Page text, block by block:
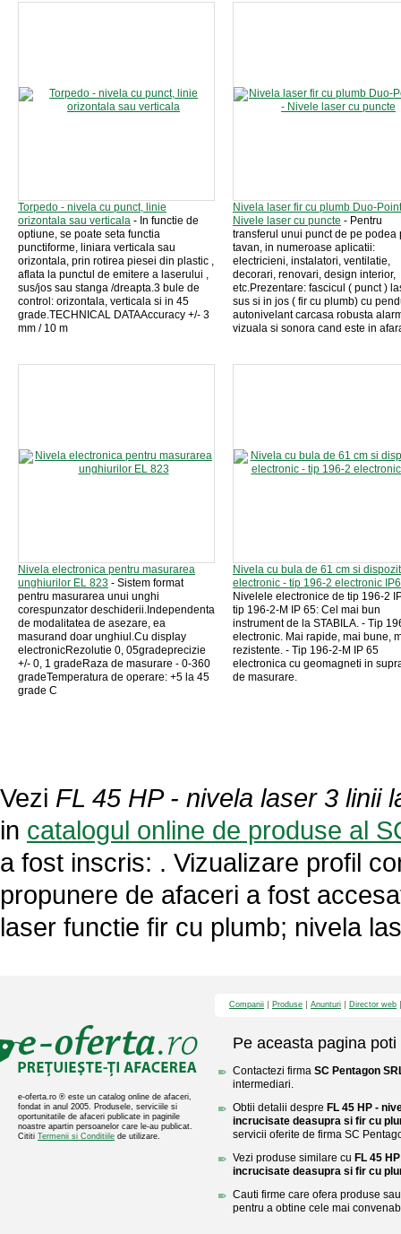
Torpedo - nivela cu punct, linie
orizontala sau verticala - In functie de
optiune, se poate seta functia
punctiforme, liniara verticala sau
orizontala, prin rotirea piesei din plastic ,
aflata la punctul de emitere a laserului ,
sus/jos sau stanga /dreapta.3 bule de
control: orizontala, verticala si in 45
grade.TECHNICAL DATAAccuracy +/- 3
mm / 10 m
Nivela laser fir cu plumb Duo-
Nivele laser cu puncte - Pentru
transferul unui punct de pe podea
tavan, in numeroase aplicatii:
electricieni, instalatori, ventilatie,
decorari, renovari, design interior,
etc.Prezentare: fascicul ( punct )
sus si in jos ( fir cu plumb) cu
autonivelant carcasa robusta
vizuala si sonora cand este in
Nivela electronica pentru masurarea
unghiurilor EL 823 - Sistem format
pentru masurarea unui unghi
corespunzator deschiderii.Independenta
de modalitatea de asezare, ea
masurand doar unghiul.Cu display
electronicRezolutie 0, 05gradeprecizie
+/- 0, 1 gradeRaza de masurare - 0-360
gradeTemperatura de operare: +5 la 45
grade C
Nivela cu bula de 61 cm si
electronic - tip 196-2 electronic
Nivelele electronice de tip 196-2
tip 196-2-M IP 65: Cel mai bun
instrument de la STABILA. - Tip
electronic. Mai rapide, mai bune,
rezistente. - Tip 196-2-M IP 65
electronica cu geomagneti in
de masurare.
Vezi FL 45 HP - nivela laser 3 linii
in catalogul online de produse al
a fost inscris: . Vizualizare profil
propunere de afaceri a fost
laser functie fir cu plumb; nivela
e-oferta.ro ® este un catalog online de afaceri,
fondat in anul 2005. Produsele, serviciile si
oportunitatile de afaceri publicate in paginile
noastre apartin persoanelor care le-au publicat.
Cititi Termenii si Conditiile de utilizare.
Companii Produse Anunturi Director web
Pe aceasta pagina poti
Contactezi firma SC Pentagon
intermediari.
Obtii detalii despre FL 45 HP -
incrucisate deasupra si fir cu
servicii oferite de firma SC
Vezi produse similare cu FL 45
incrucisate deasupra si fir cu
Cauti firme care ofera produse
pentru a obtine cele mai